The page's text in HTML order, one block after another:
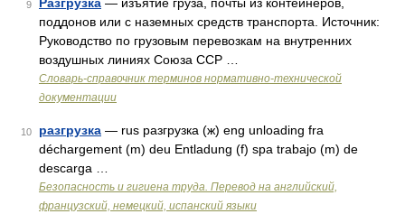
9
поддонов или с наземных средств транспорта. Источник:
Руководство по грузовым перевозкам на внутренних
воздушных линиях Союза ССР …
Словарь-справочник терминов нормативно-технической
документации
10 разгрузка — rus разгрузка (ж) eng unloading fra
déchargement (m) deu Entladung (f) spa trabajo (m) de
descarga …
Безопасность и гигиена труда. Перевод на английский,
французский, немецкий, испанский языки